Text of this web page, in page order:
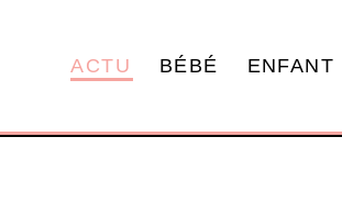
ACTU BÉBÉ ENFANT